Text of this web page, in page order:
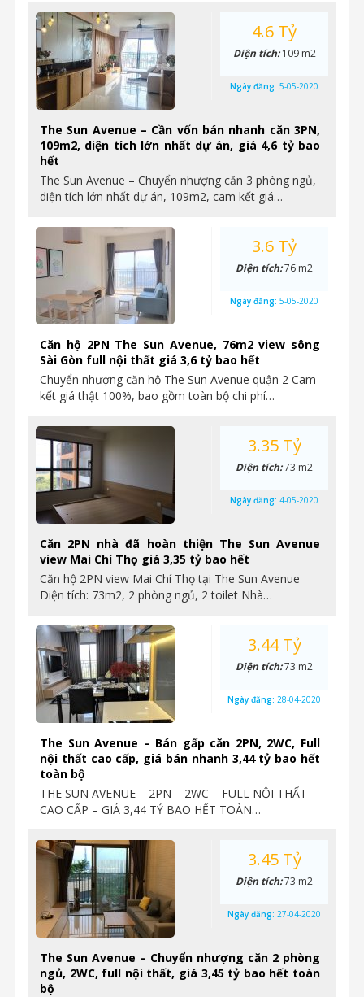
The Sun Avenue – Cần vốn bán nhanh căn 3PN,
109m2, diện tích lớn nhất dự án, giá 4,6 tỷ bao
hết
The Sun Avenue – Chuyển nhượng căn 3 phòng ngủ,
diện tích lớn nhất dự án, 109m2, cam kết giá…
4.6 Tỷ
Diện tích:109 m2
Ngày đăng: 5-05-2020
Căn hộ 2PN The Sun Avenue, 76m2 view sông
Sài Gòn full nội thất giá 3,6 tỷ bao hết
Chuyển nhượng căn hộ The Sun Avenue quận 2 Cam
kết giá thật 100%, bao gồm toàn bộ chi phí…
3.6 Tỷ
Diện tích:76 m2
Ngày đăng: 5-05-2020
Căn 2PN nhà đã hoàn thiện The Sun Avenue
view Mai Chí Thọ giá 3,35 tỷ bao hết
Căn hộ 2PN view Mai Chí Thọ tại The Sun Avenue
Diện tích: 73m2, 2 phòng ngủ, 2 toilet Nhà…
3.35 Tỷ
Diện tích:73 m2
Ngày đăng: 4-05-2020
The Sun Avenue – Bán gấp căn 2PN, 2WC, Full
nội thất cao cấp, giá bán nhanh 3,44 tỷ bao hết
toàn bộ
THE SUN AVENUE – 2PN – 2WC – FULL NỘI THẤT
CAO CẤP – GIÁ 3,44 TỶ BAO HẾT TOÀN…
3.44 Tỷ
Diện tích:73 m2
Ngày đăng: 28-04-2020
The Sun Avenue – Chuyển nhượng căn 2 phòng
ngủ, 2WC, full nội thất, giá 3,45 tỷ bao hết toàn
bộ
3.45 Tỷ
Diện tích:73 m2
Ngày đăng: 27-04-2020